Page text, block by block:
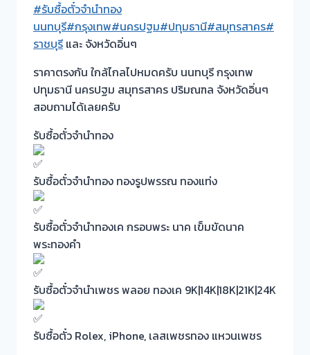
#รับซื้อตั๋วจำนำทอง
นนทบุรี#กรุงเทพ#นครปฐม#ปทุมธานี#สมุทรสาคร#
ราชบุรี และ จังหวัดอิ่นๆ
ราคาตรงกัน ใกล้ไกลไปหมดครับ นนทบุรี กรุงเทพ
ปทุมธานี นครปฐม สมุทรสาคร ปริมณฑล จังหวัดอิ่นๆ
สอบถามได้เลยครับ
รับซื้อตั๋วจำนำทอง
รับซื้อตั๋วจำนำทอง ทองรูปพรรณ ทองแท่ง
รับซื้อตั๋วจำนำทองเค กรอบพระ นาค เข็มขัดนาค
พระทองคำ
รับซื้อตั๋วจำนำเพชร พลอย ทองเค 9K|14K|18K|21K|24K
รับซื้อตั๋ว Rolex, iPhone, เลสเพชรทอง แหวนเพชร